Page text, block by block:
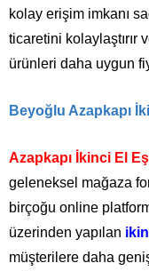
kolay erişim imkanı
ticaretini kolaylaştırır
ürünleri daha uygun
Beyoğlu Azapkapı
Azapkapı İkinci El
geleneksel mağaza
birçoğu online
üzerinden yapılan
müşterilere daha